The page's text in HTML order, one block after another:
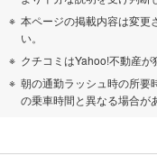
本ページの掲載内容は変更
い。
クチコミはYahoo!不動産が
朝の通勤ラッシュ時の所要
の乗車時間と異なる場合が